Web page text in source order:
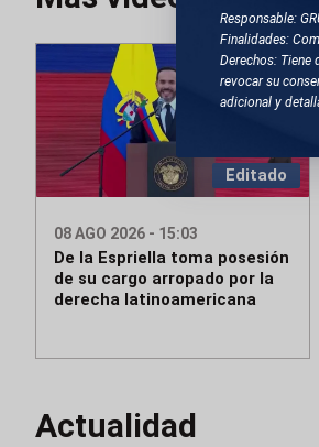
Responsable:
Finalidades:
Derechos: Tiene
revocar su
adicional y
Editado
08 AGO 2026 - 15:03
De la Espriella toma posesión
de su cargo arropado por la
derecha latinoamericana
Actualidad